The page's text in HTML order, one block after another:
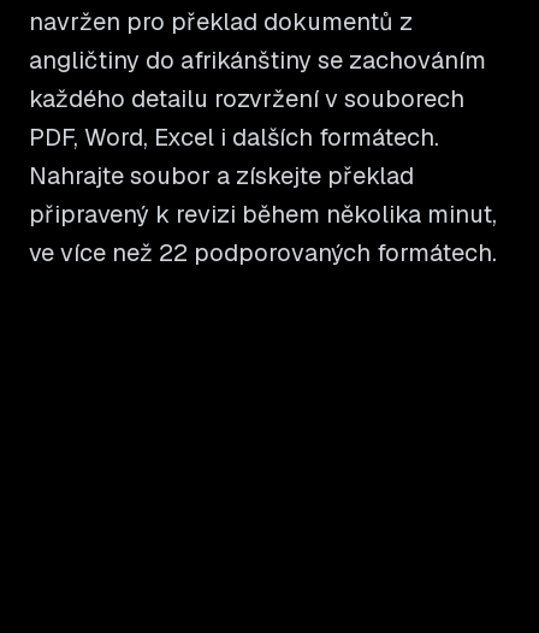
navržen pro překlad dokumentů z
angličtiny do afrikánštiny se zachováním
každého detailu rozvržení v souborech
PDF, Word, Excel i dalších formátech.
Nahrajte soubor a získejte překlad
připravený k revizi během několika minut,
ve více než 22 podporovaných formátech.